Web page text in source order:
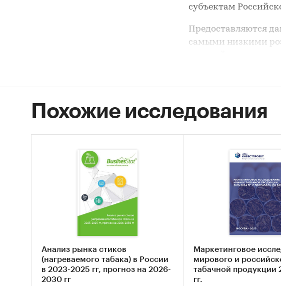
субъектам
Предоставляются
самыми низкими
по России, так и по
Объем
Российской
Рейтинг ведущих
финансовые
продаж, а также
Категории:
Похожие исследования
Анализ рынка стиков
(нагреваемого табака) в России
в 2023-2025 гг, прогноз на 2026-
2030 гг
Маркетинговое
мирового и
табачной продукции
гг.